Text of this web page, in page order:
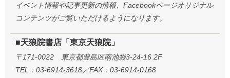
イベント情報や記事更新の情報、Facebookページオリジナル
コンテンツがご覧いただけるようになります。
■天狼院書店「東京天狼院」
〒171-0022 東京都豊島区南池袋3-24-16 2F
TEL：03-6914-3618／FAX：03-6914-0168